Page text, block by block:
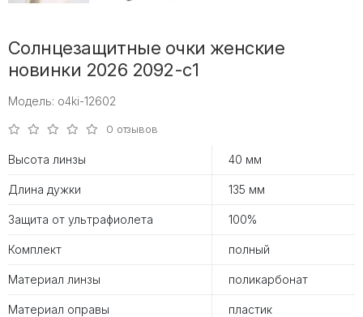
Солнцезащитные очки женские
новинки 2026 2092-с1
Модель: o4ki-12602
0 отзывов
Высота линзы 40 мм
Длина дужки 135 мм
Защита от ультрафиолета 100%
Комплект полный
Материал линзы поликарбонат
Материал оправы пластик